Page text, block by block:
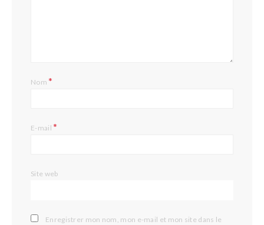
Nom*
E-mail*
Site web
Enregistrer mon nom, mon e-mail et mon site dans le